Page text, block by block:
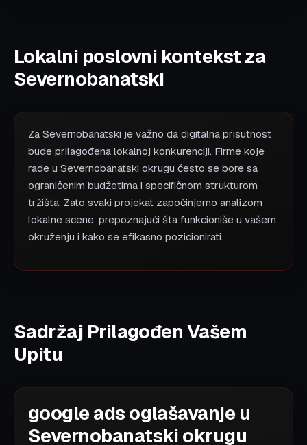
Lokalni poslovni kontekst za
Severnobanatski
Za Severnobanatski je važno da digitalna prisutnost
bude prilagođena lokalnoj konkurenciji. Firme koje
rade u Severnobanatski okrugu često se bore sa
ograničenim budžetima i specifičnom strukturom
tržišta. Zato svaki projekat započinjemo analizom
lokalne scene, prepoznajući šta funkcioniše u vašem
okruženju i kako se efikasno pozicionirati.
Sadržaj Prilagođen Vašem
Upitu
google ads oglašavanje u
Severnobanatski okrugu